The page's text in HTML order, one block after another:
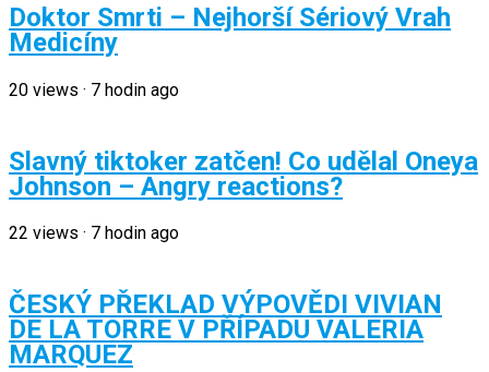
Doktor Smrti – Nejhorší Sériový Vrah
Medicíny
20 views · 7 hodin ago
Slavný tiktoker zatčen! Co udělal Oneya
Johnson – Angry reactions?
22 views · 7 hodin ago
ČESKÝ PŘEKLAD VÝPOVĚDI VIVIAN
DE LA TORRE V PŘÍPADU VALERIA
MARQUEZ